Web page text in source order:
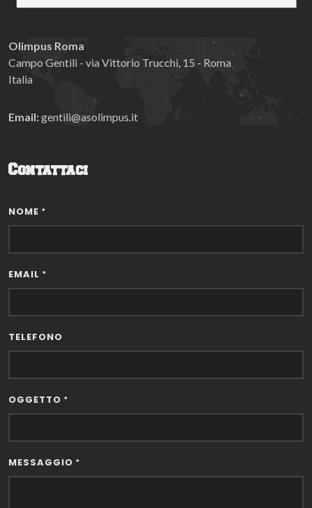
Olimpus Roma
Campo Gentili - via Vittorio Trucchi, 15 - Roma
Italia
Email:gentili@asolimpus.it
Contattaci
NOME *
EMAIL *
TELEFONO
OGGETTO *
MESSAGGIO *